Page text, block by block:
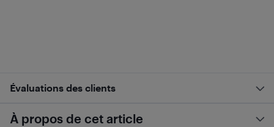
Évaluations des clients
À propos de cet article